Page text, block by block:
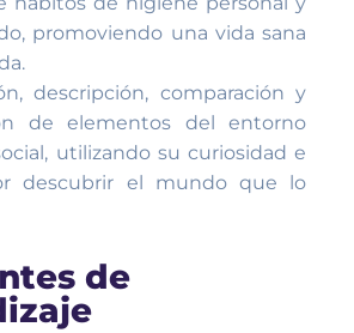
promoviendo una vida sana
descripción, comparación y
de elementos del entorno
utilizando su curiosidad e
descubrir el mundo que lo
de